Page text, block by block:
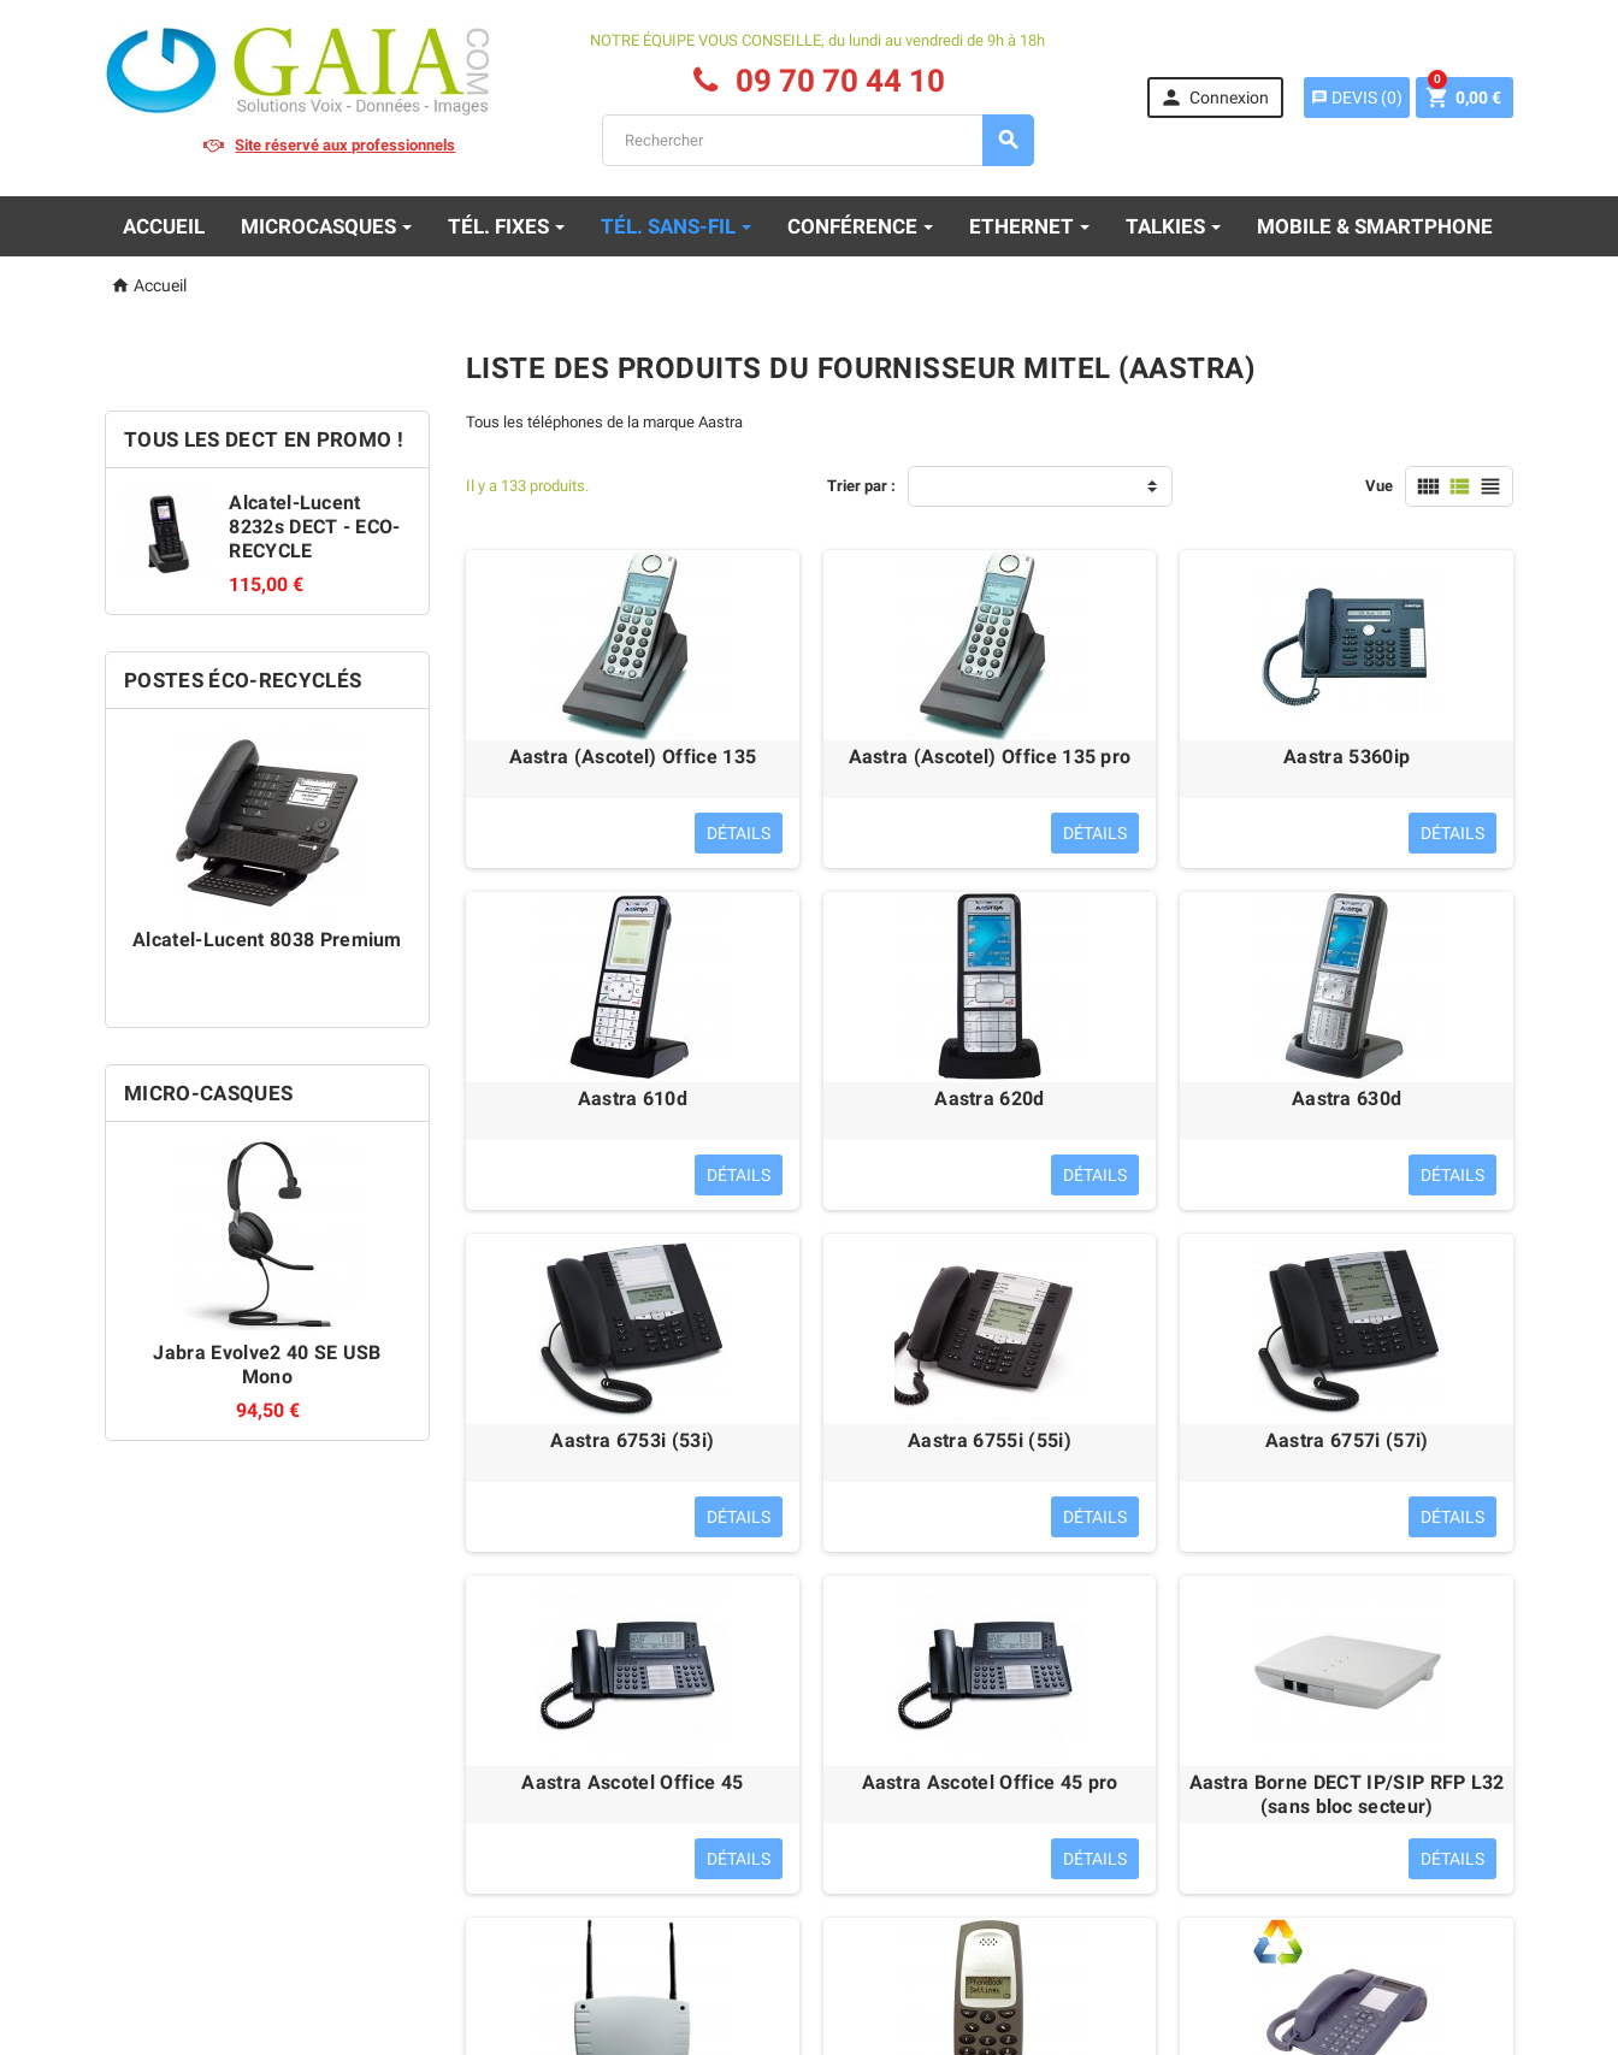
Site réservé aux professionnels
NOTRE ÉQUIPE VOUS CONSEILLE, du lundi au vendredi de 9h à 18h
09 70 70 44 10

 Connexion message DEVIS (0)  0,00 €
0
ACCUEIL MICROCASQUES TÉL. FIXES TÉL. SANS-FIL CONFÉRENCE ETHERNET TALKIES MOBILE & SMARTPHONE
 Accueil
TOUS LES DECT EN PROMO !
Alcatel-Lucent
8232s DECT - ECO-
RECYCLE
115,00 €
Mitel 622d V2
Mitel 712dt - set
POSTES ÉCO-RECYCLÉS
Alcatel-Lucent 8038 Premium
Alcatel-Lucent 4028 IP Touch
ÉCO-RECYCLÉ
95,00 €
Avaya 9611G ÉCO-RECYCLÉ
MICRO-CASQUES
Jabra Evolve2 40 SE USB
Mono
94,50 €
Sennheiser SC 130 USB
39,99 €
Sennheiser SC 160 USB
48,00 €
Sennheiser SC30 USB Sennheiser SC60 USB
LISTE DES PRODUITS DU FOURNISSEUR MITEL (AASTRA)
Tous les téléphones de la marque Aastra
Il y a 133 produits. Trier par : Vue   
Aastra (Ascotel) Office 135
DÉTAILS
Aastra (Ascotel) Office 135 pro
DÉTAILS
Aastra 5360ip
DÉTAILS
Aastra 610d
DÉTAILS
Aastra 620d
DÉTAILS
Aastra 630d
DÉTAILS
Aastra 6753i (53i)
DÉTAILS
Aastra 6755i (55i)
DÉTAILS
Aastra 6757i (57i)
DÉTAILS
Aastra Ascotel Office 45
DÉTAILS
Aastra Ascotel Office 45 pro
DÉTAILS
Aastra Borne DECT IP/SIP RFP L32
(sans bloc secteur)
DÉTAILS